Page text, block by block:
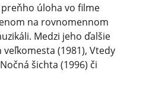
úloha vo filme
na rovnomennom
Medzi jeho ďalšie
(1981), Vtedy
šichta (1996) či